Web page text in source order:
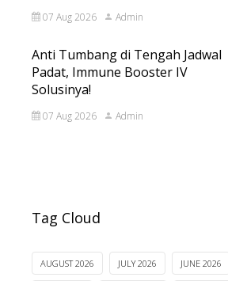
07 Aug 2026 Admin
Anti Tumbang di Tengah Jadwal
Padat, Immune Booster IV
Solusinya!
07 Aug 2026 Admin
Tag Cloud
AUGUST 2026 JULY 2026 JUNE 2026